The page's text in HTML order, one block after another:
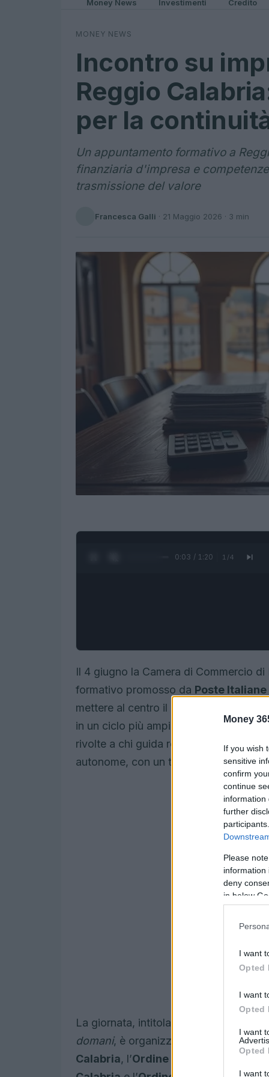
Money
If you wish
sensitive
confirm
continue
information
further
Please
information
deny
in below
I want
Opted
I want
Opted
I want
Opted
I want
Money News Investimenti Credito
MONEY NEWS
Incontro su
Reggio
per la
Un appuntamento formativo a
finanziaria d'impresa e
trasmissione del valore
Francesca Galli · 21 Maggio 2026 · 3 min
0:04 / 1:20 1 /4
Il 4 giugno la Camera di Commercio
formativo promosso da Poste Italiane
mettere al centro il rapporto tra
in un ciclo più ampio volto a
rivolte a chi guida realtà produttive di
autonome, con un taglio operativo
La giornata, intitolata
domani, è organizzata in
Calabria, l’Ordine dei Dottori